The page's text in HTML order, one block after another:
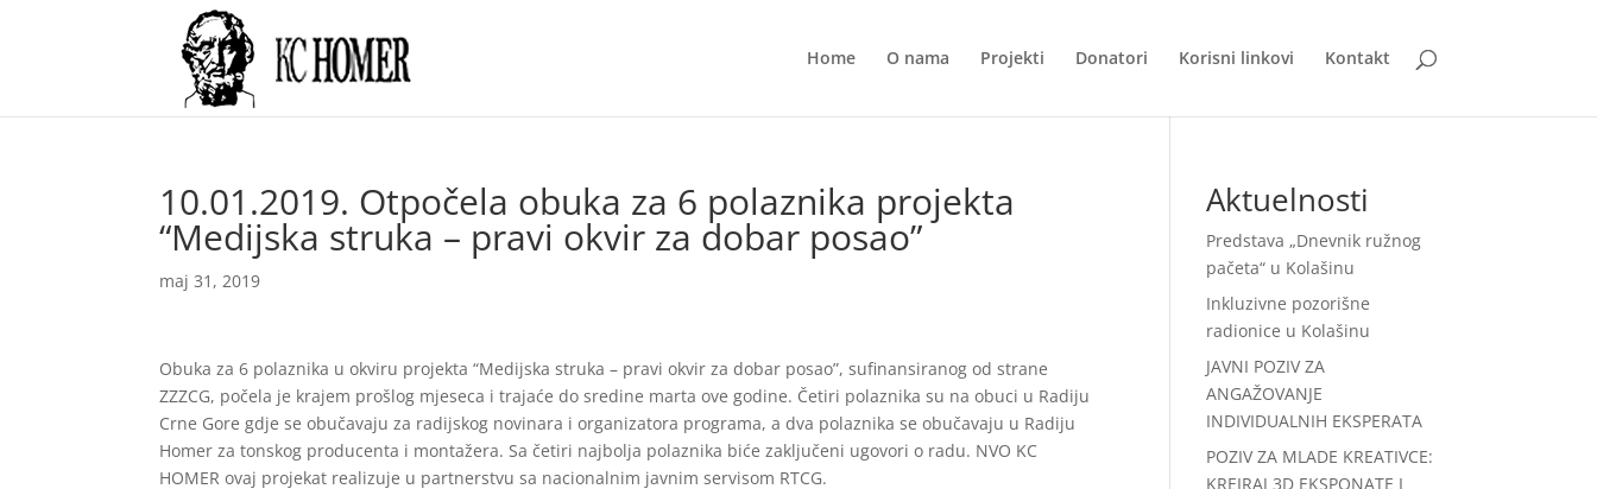
Home O nama Projekti Donatori Korisni linkovi Kontakt
10.01.2019. Otpočela obuka za 6 polaznika projekta
“Medijska struka – pravi okvir za dobar posao”
maj 31, 2019
Obuka za 6 polaznika u okviru projekta “Medijska struka – pravi okvir za dobar posao”, sufinansiranog od strane
ZZZCG, počela je krajem prošlog mjeseca i trajaće do sredine marta ove godine. Četiri polaznika su na obuci u Radiju
Crne Gore gdje se obučavaju za radijskog novinara i organizatora programa, a dva polaznika se obučavaju u Radiju
Homer za tonskog producenta i montažera. Sa četiri najbolja polaznika biće zaključeni ugovori o radu. NVO KC
HOMER ovaj projekat realizuje u partnerstvu sa nacionalnim javnim servisom RTCG.
Aktuelnosti
Predstava „Dnevnik ružnog
pačeta“ u Kolašinu
Inkluzivne pozorišne
radionice u Kolašinu
JAVNI POZIV ZA
ANGAŽOVANJE
INDIVIDUALNIH EKSPERATA
POZIV ZA MLADE KREATIVCE:
KREIRAJ 3D EKSPONATE I